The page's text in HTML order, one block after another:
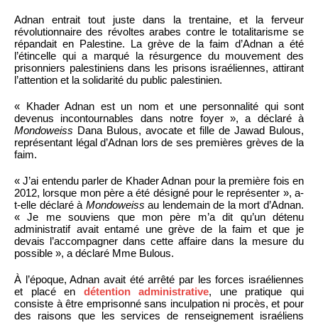
Adnan entrait tout juste dans la trentaine, et la ferveur
révolutionnaire des révoltes arabes contre le totalitarisme se
répandait en Palestine. La grève de la faim d’Adnan a été
l’étincelle qui a marqué la résurgence du mouvement des
prisonniers palestiniens dans les prisons israéliennes, attirant
l’attention et la solidarité du public palestinien.
« Khader Adnan est un nom et une personnalité qui sont
devenus incontournables dans notre foyer », a déclaré à
Mondoweiss Dana Bulous, avocate et fille de Jawad Bulous,
représentant légal d’Adnan lors de ses premières grèves de la
faim.
« J’ai entendu parler de Khader Adnan pour la première fois en
2012, lorsque mon père a été désigné pour le représenter », a-
t-elle déclaré à Mondoweiss au lendemain de la mort d’Adnan.
« Je me souviens que mon père m’a dit qu’un détenu
administratif avait entamé une grève de la faim et que je
devais l’accompagner dans cette affaire dans la mesure du
possible », a déclaré Mme Bulous.
À l’époque, Adnan avait été arrêté par les forces israéliennes
et placé en détention administrative, une pratique qui
consiste à être emprisonné sans inculpation ni procès, et pour
des raisons que les services de renseignement israéliens